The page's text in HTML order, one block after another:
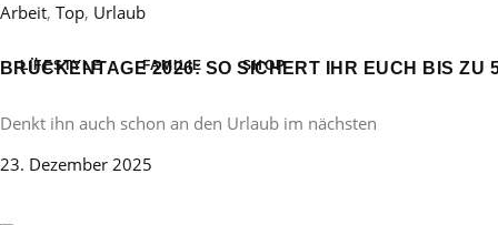
LIFESTYLE FAMILIE SHOP
Arbeit, Top, Urlaub
BRÜCKENTAGE 2026: SO SICHERT IHR EUCH BIS ZU
Denkt ihn auch schon an den Urlaub im nächsten
23. Dezember 2025